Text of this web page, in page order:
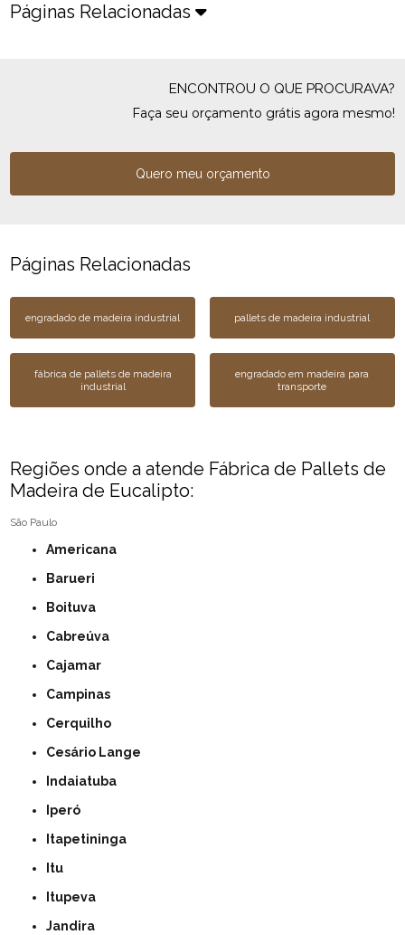
Páginas Relacionadas
ENCONTROU O QUE PROCURAVA?
Faça seu orçamento grátis agora mesmo!
Quero meu orçamento
Páginas Relacionadas
engradado de madeira industrial pallets de madeira industrial
fábrica de pallets de madeira
industrial
engradado em madeira para
transporte
Regiões onde a atende Fábrica de Pallets de
Madeira de Eucalipto:
São Paulo
Americana
Barueri
Boituva
Cabreúva
Cajamar
Campinas
Cerquilho
Cesário Lange
Indaiatuba
Iperó
Itapetininga
Itu
Itupeva
Jandira